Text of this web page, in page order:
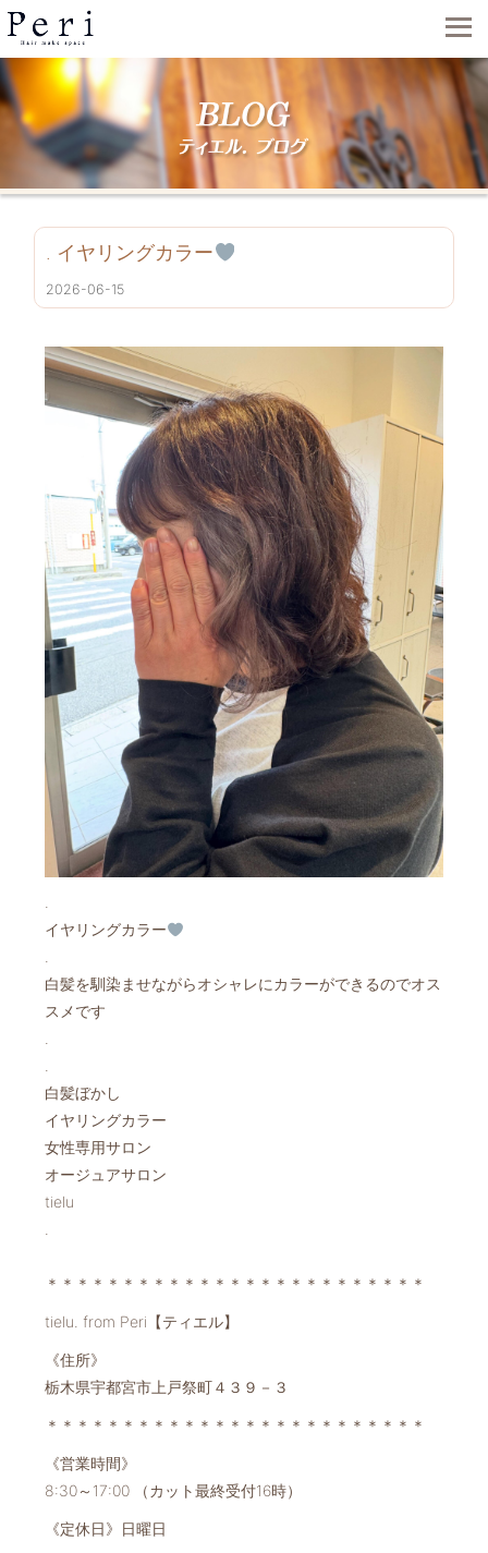
. イヤリングカラー
2026-06-15
イヤリングカラー
白髪を馴染ませながらオシャレにカラーができるのでオス
スメです
白髪ぼかし
イヤリングカラー
女性専用サロン
オージュアサロン
tielu
＊＊＊＊＊＊＊＊＊＊＊＊＊＊＊＊＊＊＊＊＊＊＊＊＊
tielu. from Peri【ティエル】
《住所》
栃木県宇都宮市上戸祭町４３９－３
＊＊＊＊＊＊＊＊＊＊＊＊＊＊＊＊＊＊＊＊＊＊＊＊＊
《営業時間》
8:30～17:00 （カット最終受付16時）
《定休日》日曜日